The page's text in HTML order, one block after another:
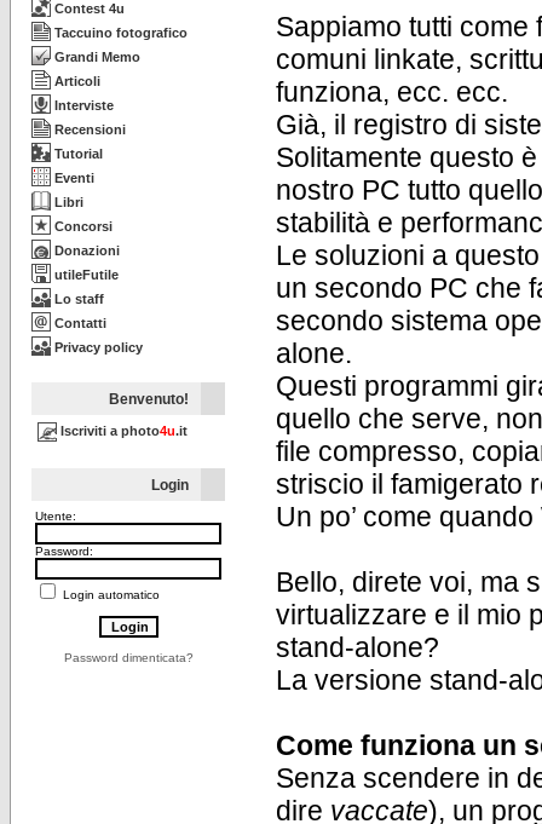
Contest 4u
Taccuino fotografico
Grandi Memo
Articoli
Interviste
Recensioni
Tutorial
Eventi
Libri
Concorsi
Donazioni
utileFutile
Lo staff
Contatti
Privacy policy
Benvenuto!
Iscriviti a photo4u.it
Login
Utente:
Password:
Login automatico
Password dimenticata?
Sappiamo tutti
comuni linkate,
funziona, ecc. ecc.
Già, il registro di
Solitamente questo
nostro PC tutto
stabilità e
Le soluzioni a
un secondo PC che
secondo sistema
alone.
Questi programmi
quello che serve,
file compresso,
striscio il famigerato
Un po’ come
Bello, direte voi, ma
virtualizzare e il mio
stand-alone?
La versione stand-
Come funziona un
Senza scendere in
dire vaccate), un